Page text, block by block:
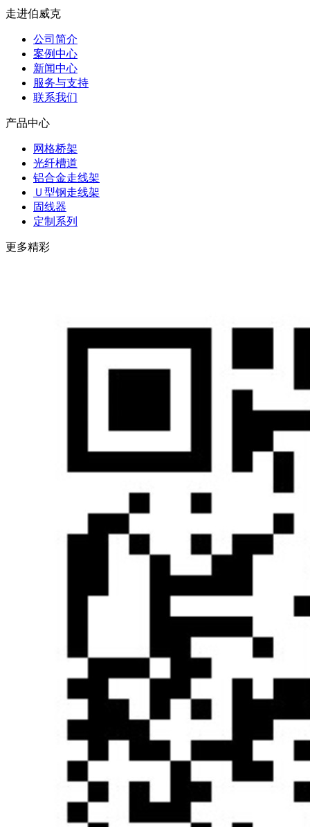
走进伯威克
公司简介
案例中心
新闻中心
服务与支持
联系我们
产品中心
网格桥架
光纤槽道
铝合金走线架
Ｕ型钢走线架
固线器
定制系列
更多精彩